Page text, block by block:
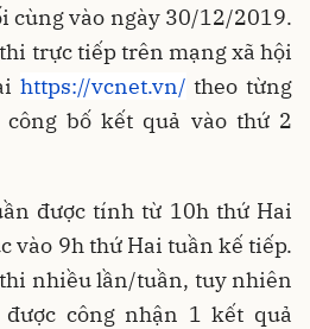
cùng vào ngày 30/12/2019.
trực tiếp trên mạng xã hội
https://vcnet.vn/ theo từng
bố kết quả vào thứ 2
được tính từ 10h thứ Hai
vào 9h thứ Hai tuần kế tiếp.
nhiều lần/tuần, tuy nhiên
công nhận 1 kết quả